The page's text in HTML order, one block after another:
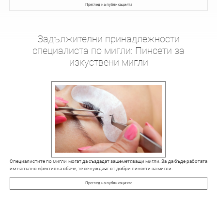
Преглед на публикацията
Задължителни принадлежности
специалиста по мигли: Пинсети за
изкуствени мигли
Специалистите по мигли могат да създадат зашеметяващи мигли. За да бъде работата
им напълно ефективна обаче, те се нуждаят от добри пинсети за мигли.
Преглед на публикацията